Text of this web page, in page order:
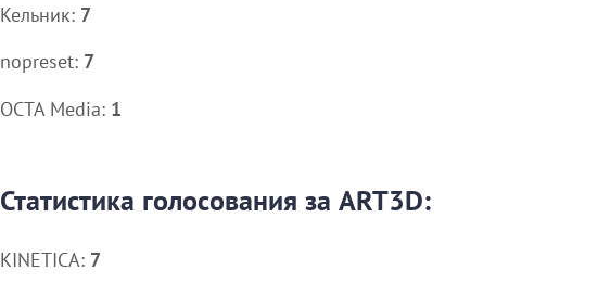
Кельник: 7
nopreset: 7
OCTA Media: 1
Статистика голосования за ART3D:
KINETICA: 7